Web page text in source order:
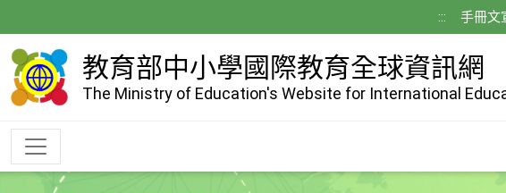
到
主
內
::: 手冊文
教育部中小學國際教育全球資訊網
The Ministry of Education's Website for International